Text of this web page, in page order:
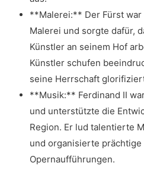
**Malerei:** Der Fürst
Malerei und sorgte dafür,
Künstler an‍ seinem Hof
Künstler ‌schufen
seine ⁤Herrschaft
**Musik:** Ferdinand II
‍und unterstützte die
Region. Er ‍lud talentierte
und organisierte prächtige
Opernaufführungen.